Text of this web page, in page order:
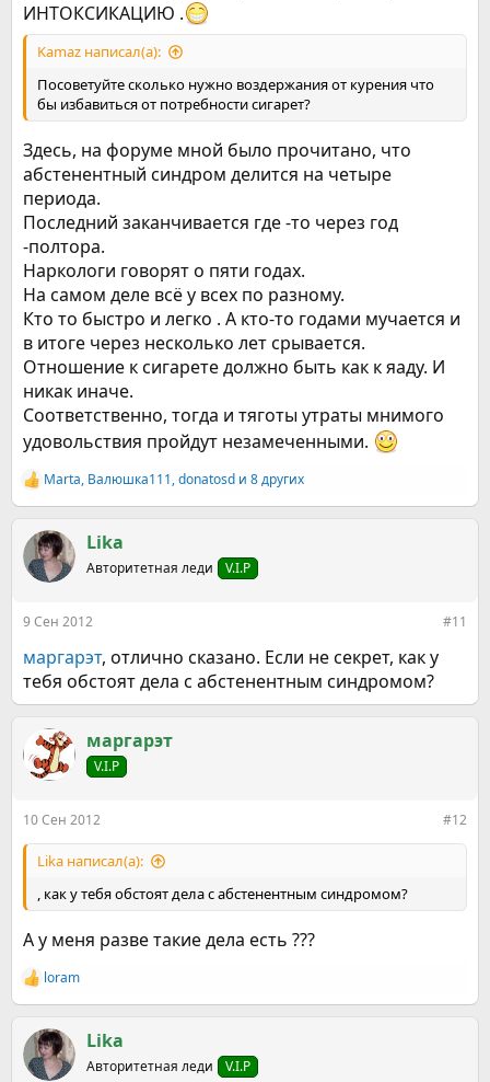
ИНТОКСИКАЦИЮ .
Kamaz написал(а):
Посоветуйте сколько нужно воздержания от курения что
бы избавиться от потребности сигарет?
Здесь, на форуме мной было прочитано, что
абстенентный синдром делится на четыре
периода.
Последний заканчивается где -то через год
-полтора.
Наркологи говорят о пяти годах.
На самом деле всё у всех по разному.
Кто то быстро и легко . А кто-то годами мучается и
в итоге через несколько лет срывается.
Отношение к сигарете должно быть как к яаду. И
никак иначе.
Соответственно, тогда и тяготы утраты мнимого
удовольствия пройдут незамеченными.
Р
е
к
ц
и
Marta, Валюшка111,donatosd и 8 других
Lika
Авторитетная леди V.I.P
9 Сен 2012 #11
маргарэт, отлично сказано. Если не секрет, как у
тебя обстоят дела с абстенентным синдромом?
маргарэт
V.I.P
10 Сен 2012 #12
Lika написал(а):
, как у тебя обстоят дела с абстенентным синдромом?
А у меня разве такие дела есть ???
Р
е
к
ц
и
loram
Lika
Авторитетная леди V.I.P